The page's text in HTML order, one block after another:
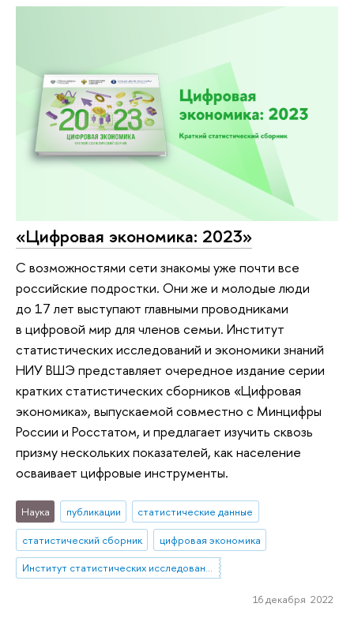
«Цифровая экономика: 2023»
С возможностями сети знакомы уже почти все
российские подростки. Они же и молодые люди
до 17 лет выступают главными проводниками
в цифровой мир для членов семьи. Институт
статистических исследований и экономики знаний
НИУ ВШЭ представляет очередное издание серии
кратких статистических сборников «Цифровая
экономика», выпускаемой совместно с Минцифры
России и Росстатом, и предлагает изучить сквозь
призму нескольких показателей, как население
осваивает цифровые инструменты.
Наука публикации
статистические данные
статистический сборник
цифровая экономика
Институт статистических исследований и экономики знаний
16 декабря 2022